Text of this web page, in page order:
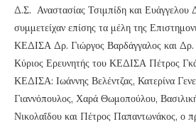
Δ.Σ. Αναστασίας Τσιμπίδη και Ευάγγελου
συμμετείχαν επίσης τα μέλη της
ΚΕΔΙΣΑ Δρ. Γιώργος Βαρδάγγαλος και
Κύριος Ερευνητής του ΚΕΔΙΣΑ Πέτρος
ΚΕΔΙΣΑ: Ιωάννης Βελέντζας, Κατερίνα
Γιαννόπουλος, Χαρά Θωμοπούλου,
Νικολαΐδου και Πέτρος Παπαντωνάκος, ο